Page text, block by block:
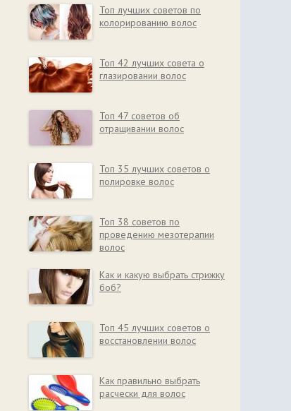
Топ лучших советов по
колорированию волос
Топ 42 лучших совета о
глазировании волос
Топ 47 советов об
отращивании волос
Топ 35 лучших советов о
полировке волос
Топ 38 советов по
проведению мезотерапии
волос
Как и какую выбрать стрижку
боб?
Топ 45 лучших советов о
восстановлении волос
Как правильно выбрать
расчески для волос